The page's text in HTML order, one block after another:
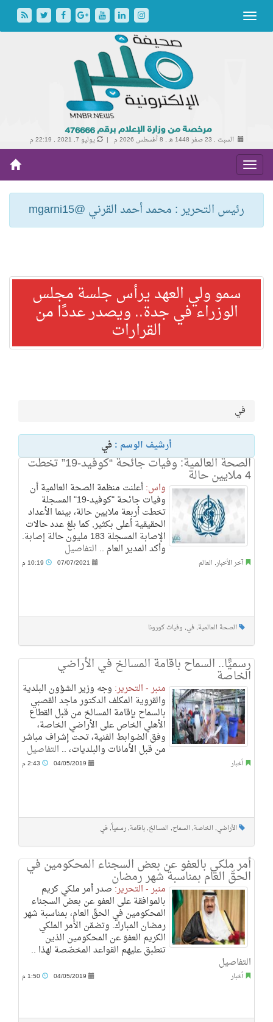
السبت , 23 صفر 1448 هـ , 8 أغسطس 2026 م | يوليو 7, 2021 , 22:19 م
رئيس التحرير : محمد أحمد القرني @mgarni15
سمو ولي العهد يرأس جلسة مجلس
الوزراء في جدة.. ويصدر عددًا من
القرارات
في
أرشيف الوسم :في
الصحة العالمية: وفيات جائحة “كوفيد-19” تخطت
4 ملايين حالة
واس:أعلنت منظمة الصحة العالمية أن
وفيات جائحة "كوفيد-19" المسجلة
تخطت أربعة ملايين حالة، بينما الأعداد
الحقيقية أعلى بكثير, كما بلغ عدد حالات
الإصابة المسجلة 183 مليون حالة إصابة.
وأكد المدير العام .. التفاصيل
آخر الأخبار, العالم 07/07/2021
الصحة العالمية, في, وفيات كورونا
رسميًّا.. السماح باقامة المسالخ في الأراضي
الخاصة
منبر - التحرير: وجه وزير الشؤون البلدية
والقروية المكلف الدكتور ماجد القصبي
بالسماح بإقامة المسالخ من قبل القطاع
الأهلي الخاص على الأراضي الخاصة،
وفق الضوابط الفنية، تحت إشراف مباشر
من قبل الأمانات والبلديات، .. التفاصيل
أخبار 04/05/2019
الأراضي, الخاصة, السماح, المسالخ, باقامة, رسمياً, في
أمر ملكي بالعفو عن بعض السجناء المحكومين في
الحقّ العام بمناسبة شهر رمضان
منبر - التحرير: صدر أمر ملكي كريم
بالموافقة على العفو عن بعض السجناء
المحكومين في الحقّ العام، بمناسبة شهر
رمضان المبارك. وتضمّن الأمر الملكي
الكريم العفوَ عن المحكومين الذين
تنطبق عليهم القواعد المخصّصة لهذا ..
التفاصيل
أخبار 04/05/2019